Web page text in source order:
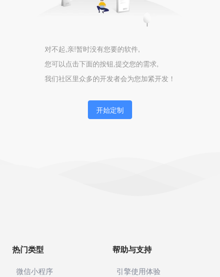
对不起,亲!暂时没有您要的软件,
您可以点击下面的按钮,提交您的需求,
我们社区里众多的开发者会为您加紧开发！
开始定制
热门类型
微信小程序
帮助与支持
引擎使用体验